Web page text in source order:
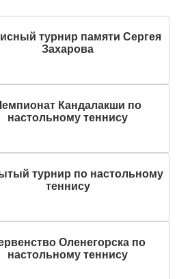
турнир памяти Сергея
Захарова
Кандалакши по
настольному теннису
турнир по настольному
теннису
Оленегорска по
настольному теннису